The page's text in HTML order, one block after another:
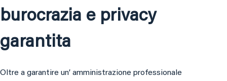
burocrazia e privacy
garantita
Oltre a garantire un’ amministrazione professionale